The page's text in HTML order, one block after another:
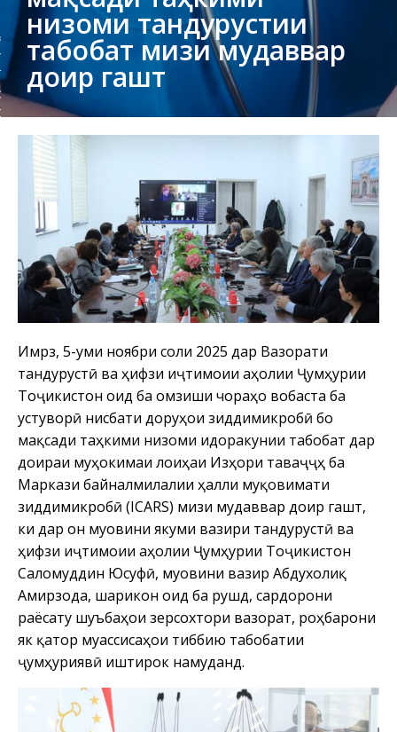
низоми тандурустии
табобат мизи мудаввар
доир гашт
Имрӯз, 5-уми ноябри соли 2025 дар Вазорати
тандурустӣ ва ҳифзи иҷтимоии аҳолии Ҷумҳурии
Тоҷикистон оид ба омӯзиши чораҳо вобаста ба
устуворӣ нисбати доруҳои зиддимикробӣ бо
мақсади таҳкими низоми идоракунии табобат дар
доираи муҳокимаи лоиҳаи Изҳори таваҷҷӯҳ ба
Маркази байналмилалии ҳалли муқовимати
зиддимикробӣ (ICARS) мизи мудаввар доир гашт,
ки дар он муовини якуми вазири тандурустӣ ва
ҳифзи иҷтимоии аҳолии Ҷумҳурии Тоҷикистон
Саломуддин Юсуфӣ, муовини вазир Абдухолиқ
Амирзода, шарикон оид ба рушд, сардорони
раёсату шуъбаҳои зерсохтори вазорат, роҳбарони
як қатор муассисаҳои тиббию табобатии
ҷумҳуриявӣ иштирок намуданд.